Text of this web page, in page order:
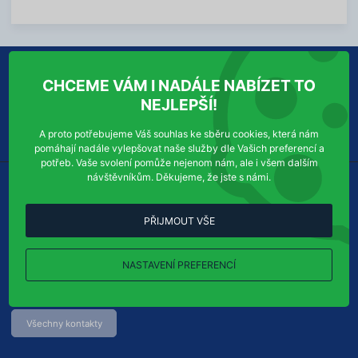
e
f
o
r
a
c
í
Kontakty
INFORMACE PRO VÁS
Ochrana osobních údajů
Správa souhlasů
Chudenická 1059/30
102 00 Praha 10-Hostivař
Ukázat na mapě
Všechny kontakty
KONTAKTUJTE NÁS
Příjem objednávek:
Telefon:
+420724123321
E-
mail:
info@dera-pro.cz
CHCEME VÁM I NADÁLE NABÍZET TO
NEJLEPŠÍ!
A proto potřebujeme Váš souhlas ke sběru cookies, která nám
pomáhají nadále vylepšovat naše služby dle Vašich preferencí a
potřeb. Vaše svolení pomůže nejenom nám, ale i všem dalším
návštěvníkům. Děkujeme, že jste s námi.
NASTAVENÍ PREFERENCÍ
PŘIJMOUT VŠE